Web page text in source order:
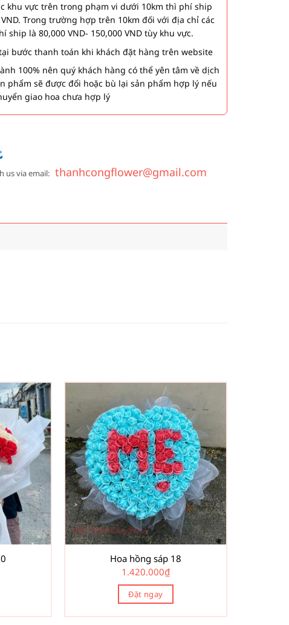
khu vực trên trong phạm vi dưới 10km thì phí ship
VND. Trong trường hợp trên 10km đối với địa chỉ các
ship là 80,000 VND- 150,000 VND tùy khu vực.
bước thanh toán khi khách đặt hàng trên website
100% nên quý khách hàng có thể yên tâm về dịch
phẩm sẽ được đổi hoặc bù lại sản phẩm hợp lý nếu
giao hoa chưa hợp lý
us via email: thanhcongflower@gmail.com
Hoa hồng sáp 18
1.420.000₫
Đặt ngay